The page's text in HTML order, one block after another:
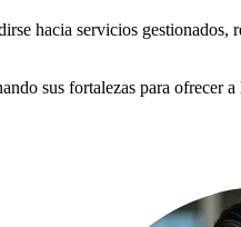
hacia servicios
sus fortalezas para ofrecer